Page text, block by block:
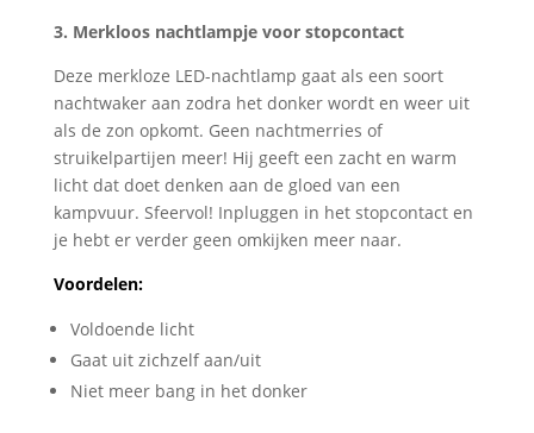
3. Merkloos nachtlampje voor stopcontact
Deze merkloze LED-nachtlamp gaat als een soort
nachtwaker aan zodra het donker wordt en weer uit
als de zon opkomt. Geen nachtmerries of
struikelpartijen meer! Hij geeft een zacht en warm
licht dat doet denken aan de gloed van een
kampvuur. Sfeervol! Inpluggen in het stopcontact en
je hebt er verder geen omkijken meer naar.
Voordelen:
Voldoende licht
Gaat uit zichzelf aan/uit
Niet meer bang in het donker